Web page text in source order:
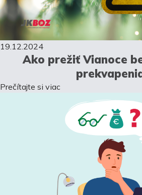
19.12.2024
Ako prežiť Vianoce
Prečítajte si viac